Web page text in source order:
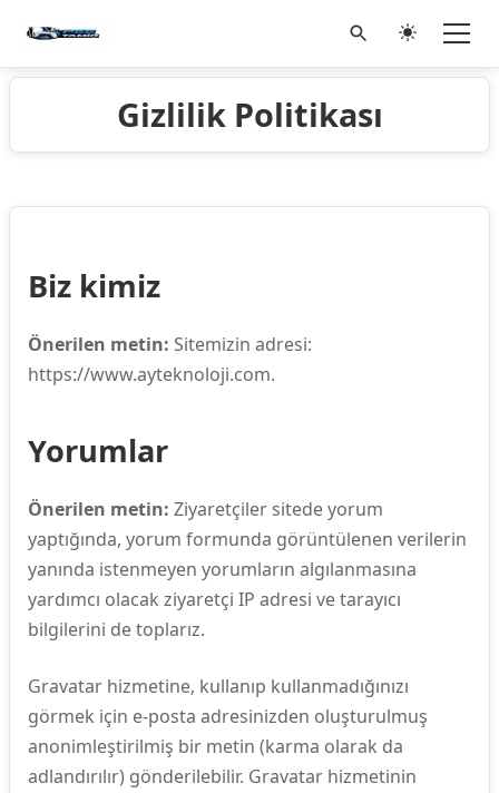
Gizlilik Politikası
Biz kimiz
Önerilen metin: Sitemizin adresi:
https://www.ayteknoloji.com.
Yorumlar
Önerilen metin: Ziyaretçiler sitede yorum
yaptığında, yorum formunda görüntülenen verilerin
yanında istenmeyen yorumların algılanmasına
yardımcı olacak ziyaretçi IP adresi ve tarayıcı
bilgilerini de toplarız.
Gravatar hizmetine, kullanıp kullanmadığınızı
görmek için e-posta adresinizden oluşturulmuş
anonimleştirilmiş bir metin (karma olarak da
adlandırılır) gönderilebilir. Gravatar hizmetinin